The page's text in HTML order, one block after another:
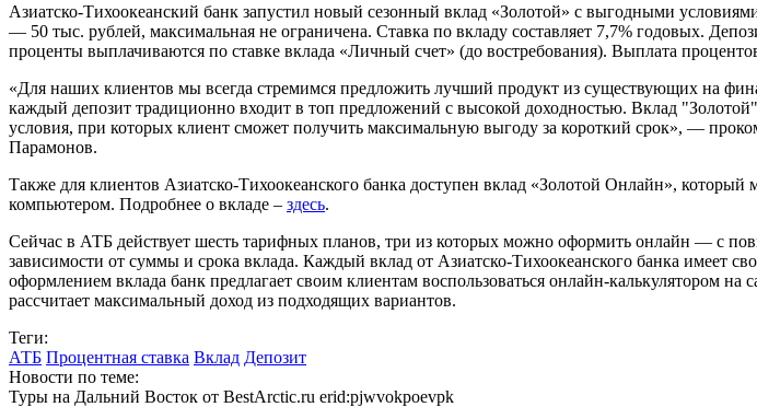
Азиатско-Тихоокеанский банк запустил новый сезонный вклад «Золотой» с выгодными
— 50 тыс. рублей, максимальная не ограничена. Ставка по вкладу составляет 7,7% годовых.
проценты выплачиваются по ставке вклада «Личный счет» (до востребования). Выплата
«Для наших клиентов мы всегда стремимся предложить лучший продукт из существующих на
каждый депозит традиционно входит в топ предложений с высокой доходностью. Вклад
условия, при которых клиент сможет получить максимальную выгоду за короткий срок», —
Парамонов.
Также для клиентов Азиатско-Тихоокеанского банка доступен вклад «Золотой Онлайн»,
компьютером. Подробнее о вкладе – здесь.
Сейчас в АТБ действует шесть тарифных планов, три из которых можно оформить онлайн — с
зависимости от суммы и срока вклада. Каждый вклад от Азиатско-Тихоокеанского банка имеет
оформлением вклада банк предлагает своим клиентам воспользоваться онлайн-калькулятором на
рассчитает максимальный доход из подходящих вариантов.
Теги:
АТБ Процентная ставка Вклад Депозит
Новости по теме:
Туры на Дальний Восток от BestArctic.ru erid:pjwvokpoevpk